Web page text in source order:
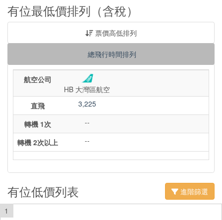
有位最低價排列（含稅）
票價高低排列
總飛行時間排列
航空公司
HB 大灣區航空
直飛
3,225
轉機 1次 --
轉機 2次以上 --
有位低價列表
進階篩選
1